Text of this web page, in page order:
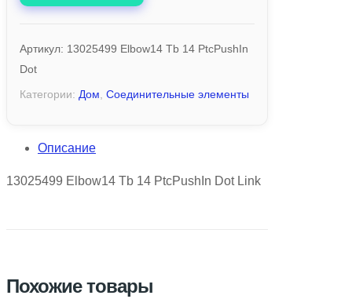
Артикул: 13025499 Elbow14 Tb 14 PtcPushIn
Dot
Категории: Дом Соединительные элементы
Описание
13025499 Elbow14 Tb 14 PtcPushIn Dot Link
Похожие товары